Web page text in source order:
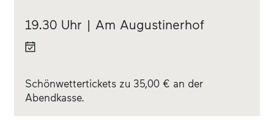
19.30 Uhr | Am Augustinerhof
Schönwettertickets zu 35,00 € an der
Abendkasse.